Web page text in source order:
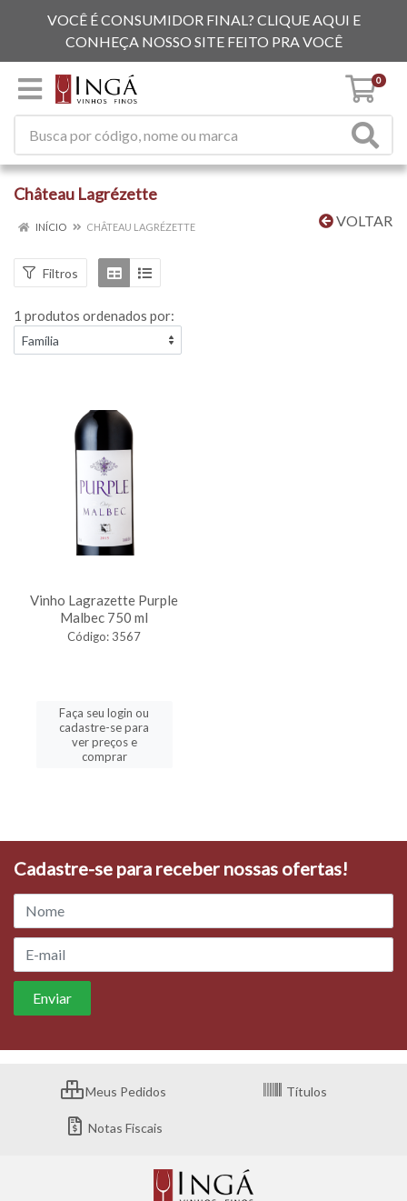
VOCÊ É CONSUMIDOR FINAL? CLIQUE AQUI E
CONHEÇA NOSSO SITE FEITO PRA VOCÊ
0
Château Lagrézette
VOLTAR
INÍCIO CHÂTEAU LAGRÉZETTE
Filtros
1 produtos ordenados por:
Vinho Lagrazette Purple
Malbec 750 ml
Código: 3567
Faça seu login ou
cadastre-se para
ver preços e
comprar
Cadastre-se para receber nossas ofertas!
Meus Pedidos Títulos
Notas Fiscais